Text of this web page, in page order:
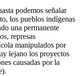
podemos señalar
los pueblos indígenas
una permanente
represas
manipulados por
lejano los proyectos
causadas por la